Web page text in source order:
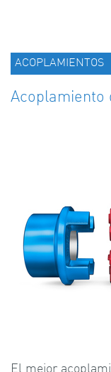
ACOPLAMIENTOS
Acoplamiento
El mejor